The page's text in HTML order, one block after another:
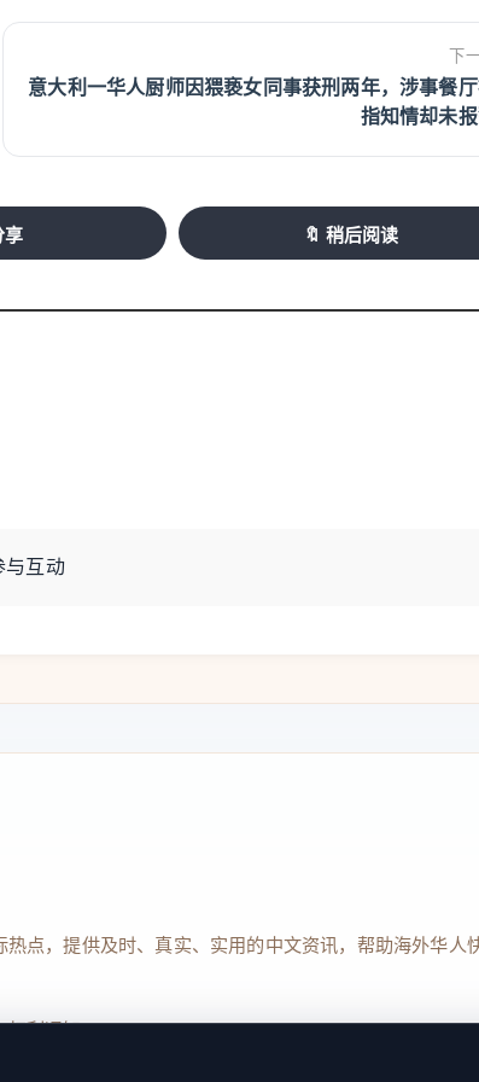
下
意大利一华人厨师因猥亵女同事获刑两年，涉事餐
指知情却未
享 🔖 稍后阅读
与互动
点，提供及时、真实、实用的中文资讯，帮助海外华人
权利通知